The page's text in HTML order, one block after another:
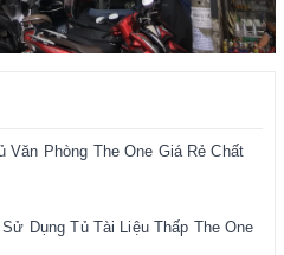
Văn Phòng The One Giá Rẻ Chất
Dụng Tủ Tài Liệu Thấp The One